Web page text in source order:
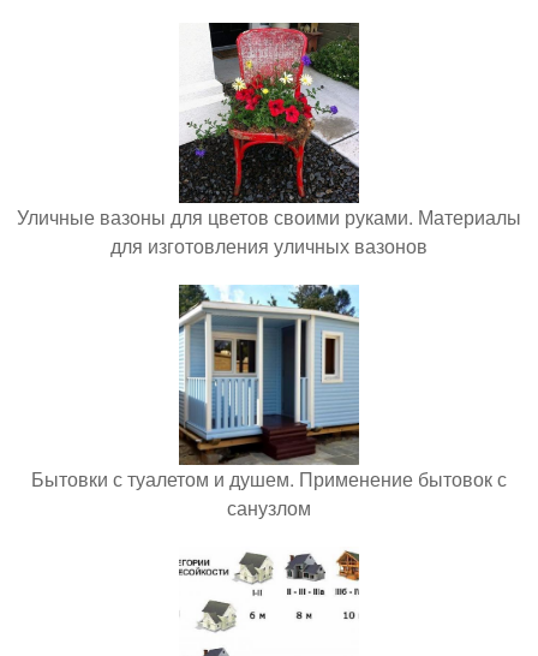
Уличные вазоны для цветов своими руками. Материалы
для изготовления уличных вазонов
Бытовки с туалетом и душем. Применение бытовок с
санузлом